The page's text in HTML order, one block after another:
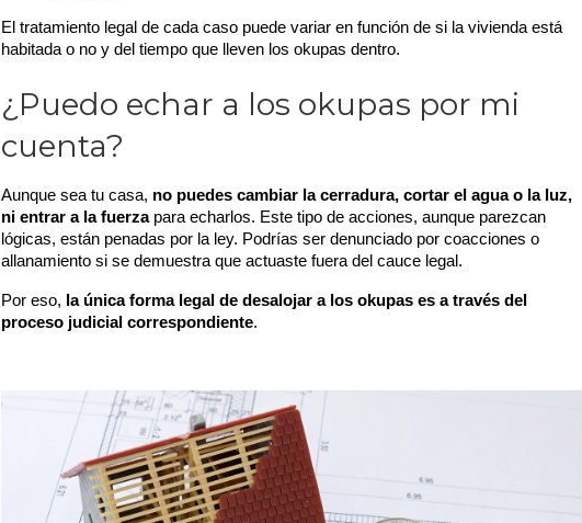
El tratamiento legal de cada caso puede variar en función de si la vivienda está
habitada o no y del tiempo que lleven los okupas dentro.
¿Puedo echar a los okupas por mi
cuenta?
Aunque sea tu casa, no puedes cambiar la cerradura, cortar el agua o la luz,
ni entrar a la fuerza para echarlos. Este tipo de acciones, aunque parezcan
lógicas, están penadas por la ley. Podrías ser denunciado por coacciones o
allanamiento si se demuestra que actuaste fuera del cauce legal.
Por eso, la única forma legal de desalojar a los okupas es a través del
proceso judicial correspondiente.